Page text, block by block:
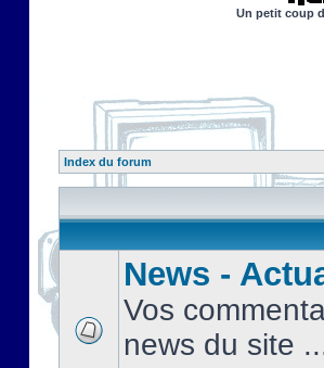
Un petit coup
Index du forum
News -
Vos
news du site